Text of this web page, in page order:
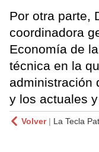
Por otra parte,
coordinadora
Economía de
técnica en la
administración
y los actuales
Volver| La Tecla